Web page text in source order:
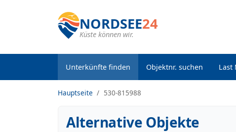
NORDSEE24
Küste können wir.
Unterkünfte finden Objektnr. suchen Last
Hauptseite 530-815988
Alternative Objekte